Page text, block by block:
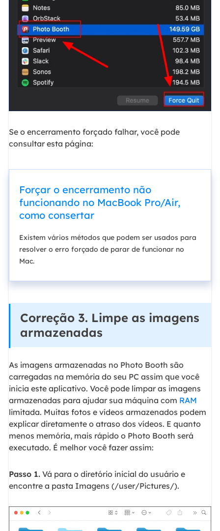
Se o encerramento forçado falhar, você pode
consultar esta página:
Forçar o encerramento não
funcionando no MacBook Pro/Air,
como consertar
Existem vários métodos que podem ser usados para
resolver o erro forçado de parar de funcionar no
Mac.
Correção 3. Limpe as imagens
armazenadas
As imagens armazenadas no Photo Booth são
carregadas na memória do seu PC assim que você
inicia este aplicativo. Você pode limpar as imagens
armazenadas para ajudar sua máquina com RAM
limitada. Muitas fotos e vídeos armazenados podem
explicar diretamente o atraso dos vídeos. E quanto
menos memória, mais rápido o Photo Booth será
executado. É melhor você fazer assim:
Passo 1.Vá para o diretório inicial do usuário e
encontre a pasta Imagens (/user/Pictures/).